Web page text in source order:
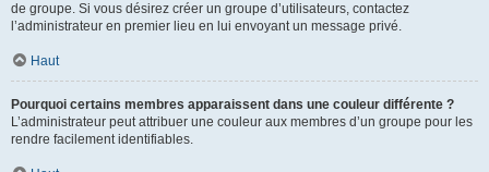
de groupe. Si vous désirez créer un groupe d’utilisateurs, contactez
l’administrateur en premier lieu en lui envoyant un message privé.
Haut
Pourquoi certains membres apparaissent dans une couleur différente ?
L’administrateur peut attribuer une couleur aux membres d’un groupe pour les
rendre facilement identifiables.